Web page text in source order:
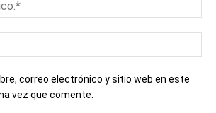
correo electrónico y sitio web en este
vez que comente.